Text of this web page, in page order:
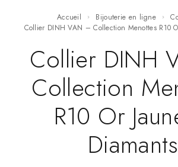
Accueil Bijouterie en ligne
Collier DINH VAN – Collection Menottes R10
Collier DINH
Collection
R10 Or
Diamants